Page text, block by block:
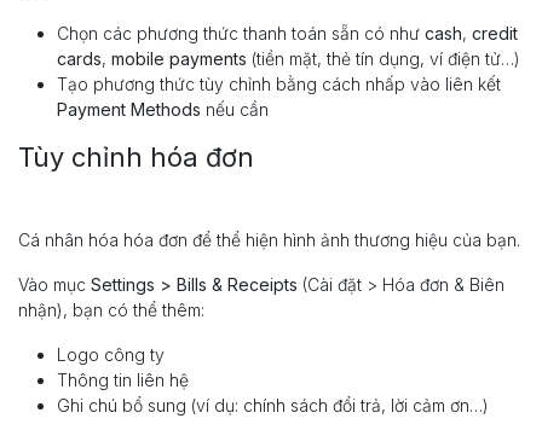
Chọn các phương thức thanh toán sẵn có như cash, credit
cards, mobile payments (tiền mặt, thẻ tín dụng, ví điện tử…)
Tạo phương thức tùy chỉnh bằng cách nhấp vào liên kết
Payment Methods nếu cần
Tùy chỉnh hóa đơn
Cá nhân hóa hóa đơn để thể hiện hình ảnh thương hiệu của bạn.
Vào mục Settings > Bills & Receipts
(Cài đặt > Hóa đơn & Biên
nhận), bạn có thể thêm: